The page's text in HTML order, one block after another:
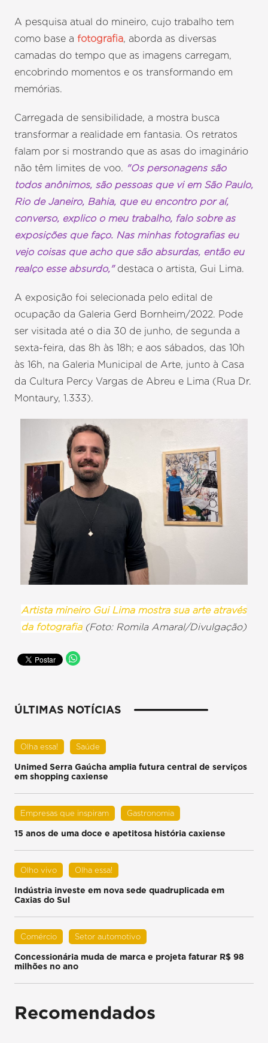
A pesquisa atual do mineiro, cujo trabalho tem
como base afotografia, aborda as diversas
camadas do tempo que as imagens carregam,
encobrindo momentos e os transformando em
memórias.
Carregada de sensibilidade, a mostra busca
transformar a realidade em fantasia. Os retratos
falam por si mostrando que as asas do imaginário
não têm limites de voo. "Os personagens são
todos anônimos, são pessoas que vi em São Paulo,
Rio de Janeiro, Bahia, que eu encontro por aí,
converso, explico o meu trabalho, falo sobre as
exposições que faço. Nas minhas fotografias eu
vejo coisas que acho que são absurdas, então eu
realço esse absurdo," destaca o artista, Gui Lima.
A exposição foi selecionada pelo edital de
ocupação da Galeria Gerd Bornheim/2022. Pode
ser visitada até o dia 30 de junho, de segunda a
sexta-feira, das 8h às 18h; e aos sábados, das 10h
às 16h, na Galeria Municipal de Arte, junto à Casa
da Cultura Percy Vargas de Abreu e Lima (Rua Dr.
Montaury, 1.333).
Artista mineiro Gui Lima mostra sua arte através
da fotografia(Foto: Romila Amaral/Divulgação)
ÚLTIMAS NOTÍCIAS
Olha essa! Saúde
Unimed Serra Gaúcha amplia futura central de serviços
em shopping caxiense
Empresas que inspiram Gastronomia
15 anos de uma doce e apetitosa história caxiense
Olho vivo Olha essa!
Indústria investe em nova sede quadruplicada em
Caxias do Sul
Comércio Setor automotivo
Concessionária muda de marca e projeta faturar R$ 98
milhões no ano
Recomendados